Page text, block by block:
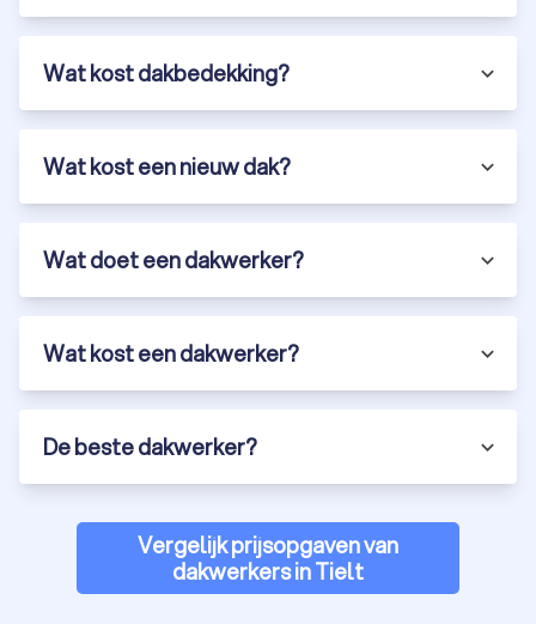
Wat kost dakbedekking?
Wat kost een nieuw dak?
Wat doet een dakwerker?
Wat kost een dakwerker?
De beste dakwerker?
Vergelijk prijsopgaven van
dakwerkers in Tielt